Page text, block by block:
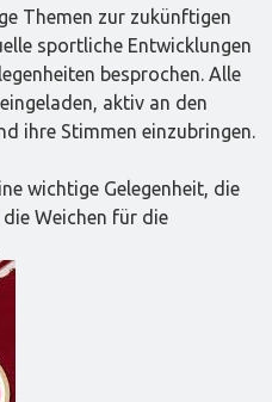
Themen zur zukünftigen
sportliche Entwicklungen
besprochen. Alle
aktiv an den
ihre Stimmen einzubringen.
wichtige Gelegenheit, die
Weichen für die